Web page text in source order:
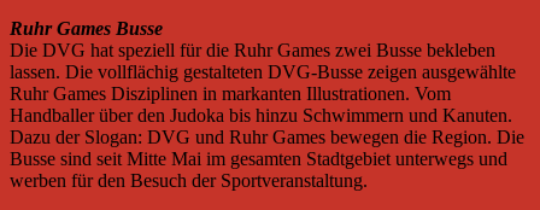
Ruhr Games Busse
Die DVG hat speziell für die Ruhr Games zwei Busse bekleben
lassen. Die vollflächig gestalteten DVG-Busse zeigen ausgewählte
Ruhr Games Disziplinen in markanten Illustrationen. Vom
Handballer über den Judoka bis hinzu Schwimmern und Kanuten.
Dazu der Slogan: DVG und Ruhr Games bewegen die Region. Die
Busse sind seit Mitte Mai im gesamten Stadtgebiet unterwegs und
werben für den Besuch der Sportveranstaltung.